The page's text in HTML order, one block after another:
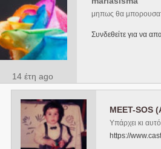
14 έτη ago
μηπως θα
Συνδεθείτε για να
MEET-SOS
Υπάρχει κι
https://